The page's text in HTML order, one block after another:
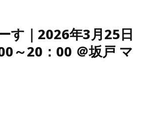
す｜2026年3月25日
～20：00 ＠坂戸 マ